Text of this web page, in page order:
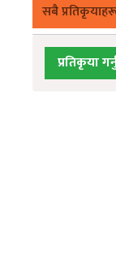
सबै
प्रतिकृया